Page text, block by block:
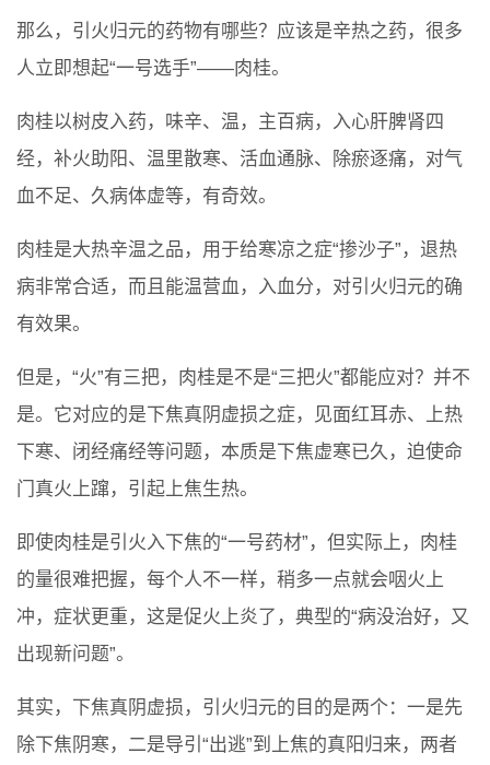
那么，引火归元的药物有哪些？应该是辛热之药，很多
人立即想起“一号选手”——肉桂。
肉桂以树皮入药，味辛、温，主百病，入心肝脾肾四
经，补火助阳、温里散寒、活血通脉、除瘀逐痛，对气
血不足、久病体虚等，有奇效。
肉桂是大热辛温之品，用于给寒凉之症“掺沙子”，退热
病非常合适，而且能温营血，入血分，对引火归元的确
有效果。
但是，“火”有三把，肉桂是不是“三把火”都能应对？并不
是。它对应的是下焦真阴虚损之症，见面红耳赤、上热
下寒、闭经痛经等问题，本质是下焦虚寒已久，迫使命
门真火上蹿，引起上焦生热。
即使肉桂是引火入下焦的“一号药材”，但实际上，肉桂
的量很难把握，每个人不一样，稍多一点就会咽火上
冲，症状更重，这是促火上炎了，典型的“病没治好，又
出现新问题”。
其实，下焦真阴虚损，引火归元的目的是两个：一是先
除下焦阴寒，二是导引“出逃”到上焦的真阳归来，两者